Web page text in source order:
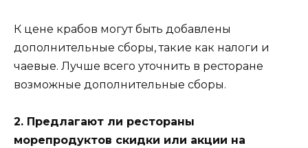
К цене крабов могут быть добавлены
дополнительные сборы, такие как налоги и
чаевые. Лучше всего уточнить в ресторане
возможные дополнительные сборы.
2. Предлагают ли рестораны
морепродуктов скидки или акции на